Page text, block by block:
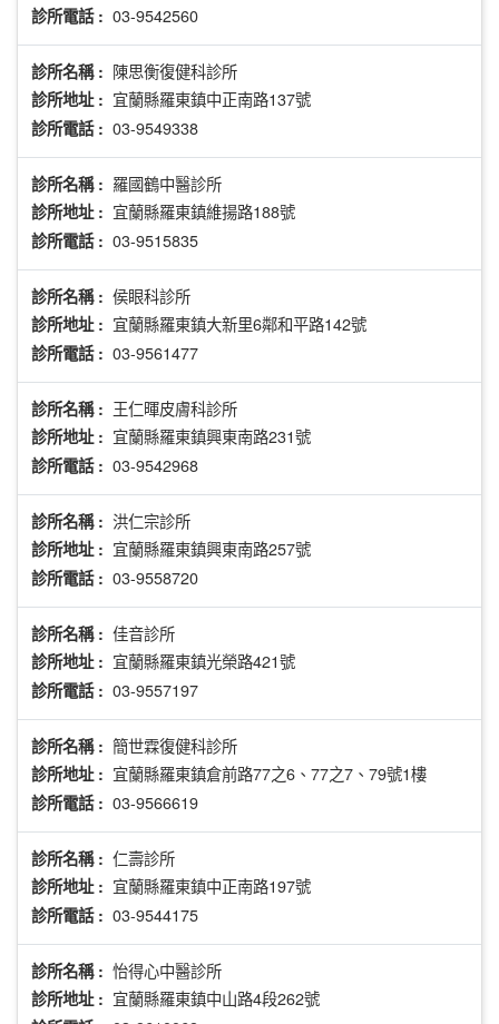
診所電話 : 03-9542560
診所名稱 : 陳思衡復健科診所
診所地址 : 宜蘭縣羅東鎮中正南路137號
診所電話 : 03-9549338
診所名稱 : 羅國鶴中醫診所
診所地址 : 宜蘭縣羅東鎮維揚路188號
診所電話 : 03-9515835
診所名稱 : 侯眼科診所
診所地址 : 宜蘭縣羅東鎮大新里6鄰和平路142號
診所電話 : 03-9561477
診所名稱 : 王仁暉皮膚科診所
診所地址 : 宜蘭縣羅東鎮興東南路231號
診所電話 : 03-9542968
診所名稱 : 洪仁宗診所
診所地址 : 宜蘭縣羅東鎮興東南路257號
診所電話 : 03-9558720
診所名稱 : 佳音診所
診所地址 : 宜蘭縣羅東鎮光榮路421號
診所電話 : 03-9557197
診所名稱 : 簡世霖復健科診所
診所地址 : 宜蘭縣羅東鎮倉前路77之6、77之7、79號1樓
診所電話 : 03-9566619
診所名稱 : 仁壽診所
診所地址 : 宜蘭縣羅東鎮中正南路197號
診所電話 : 03-9544175
診所名稱 : 怡得心中醫診所
診所地址 : 宜蘭縣羅東鎮中山路4段262號